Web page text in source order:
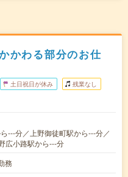
かわる部分のお仕
土日祝日が休み 残業なし
---分／上野御徒町駅から---分／
広小路駅から---分
務